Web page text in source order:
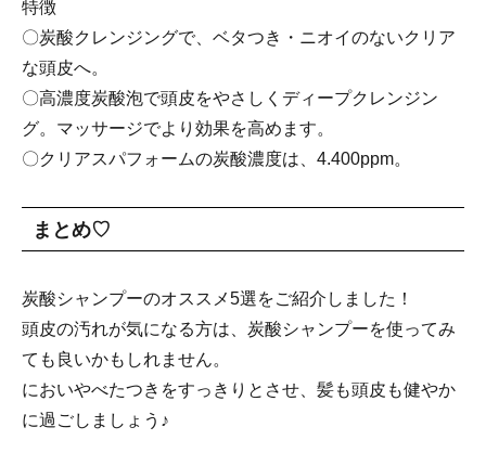
特徴
〇炭酸クレンジングで、ベタつき・ニオイのないクリア
な頭皮へ。
〇高濃度炭酸泡で頭皮をやさしくディープクレンジン
グ。マッサージでより効果を高めます。
〇クリアスパフォームの炭酸濃度は、4.400ppm。
まとめ♡
炭酸シャンプーのオススメ5選をご紹介しました！
頭皮の汚れが気になる方は、炭酸シャンプーを使ってみ
ても良いかもしれません。
においやべたつきをすっきりとさせ、髪も頭皮も健やか
に過ごしましょう♪